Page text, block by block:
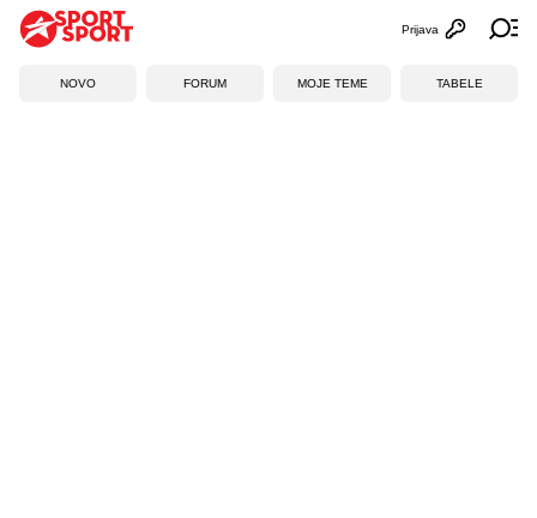
Otvori
Prijava
NOVO FORUM MOJE TEME TABELE